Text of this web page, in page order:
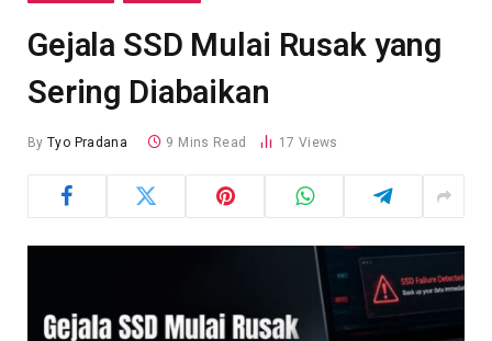
Gejala SSD Mulai Rusak yang
Sering Diabaikan
By Tyo Pradana 9 Mins Read 17 Views